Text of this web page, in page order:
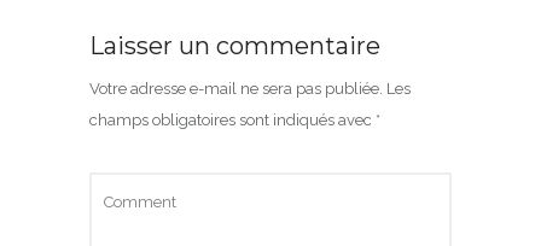
Laisser un commentaire
Votre adresse e-mail ne sera pas publiée. Les
champs obligatoires sont indiqués avec *